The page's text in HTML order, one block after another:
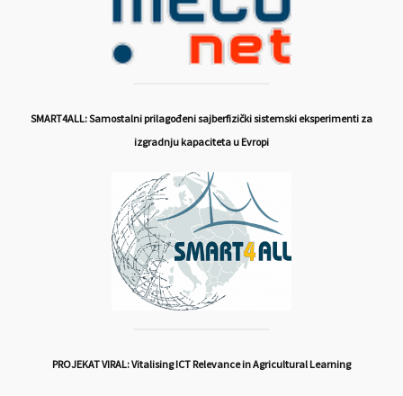
SMART4ALL: Samostalni prilagođeni sajberfizički sistemski eksperimenti za
izgradnju kapaciteta u Evropi
PROJEKAT VIRAL: Vitalising ICT Relevance in Agricultural Learning